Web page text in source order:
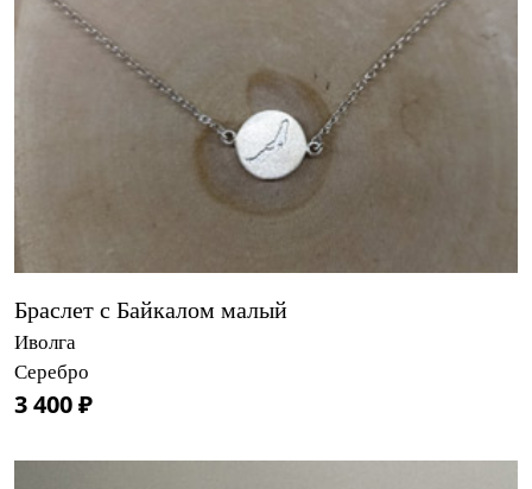
Браслет с Байкалом малый
Иволга
Серебро
3 400 ₽